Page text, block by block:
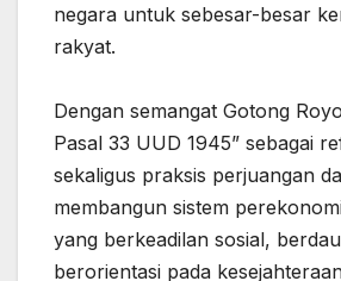
negara untuk sebesar-besar
rakyat.
‎Dengan semangat Gotong
Pasal 33 UUD 1945” sebagai
sekaligus praksis perjuangan
membangun sistem
yang berkeadilan sosial,
berorientasi pada